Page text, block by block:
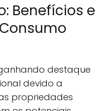
Benefícios e
destaque
devido a
propriedades